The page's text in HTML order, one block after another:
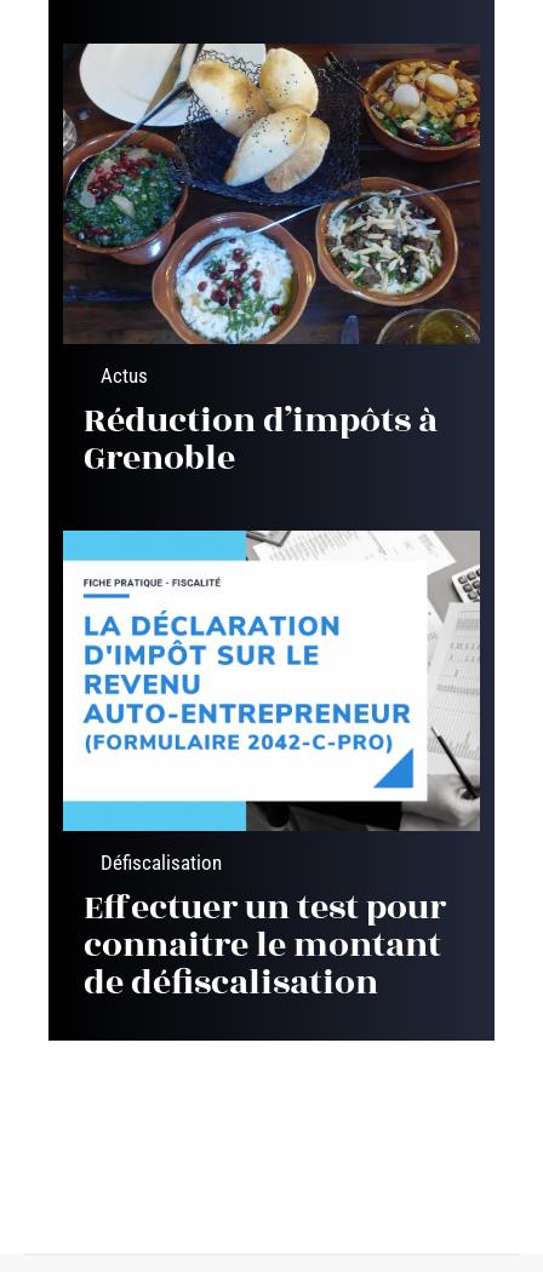
Actus
Réduction d’impôts à
Grenoble
Défiscalisation
Effectuer un test pour
connaitre le montant
de défiscalisation